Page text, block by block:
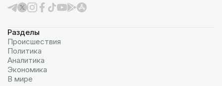
Разделы
Происшествия
Политика
Аналитика
Экономика
В мире